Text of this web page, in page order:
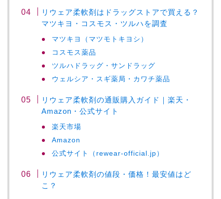
リウェア柔軟剤はドラッグストアで買える？
マツキヨ・コスモス・ツルハを調査
マツキヨ（マツモトキヨシ）
コスモス薬品
ツルハドラッグ・サンドラッグ
ウェルシア・スギ薬局・カワチ薬品
リウェア柔軟剤の通販購入ガイド｜楽天・
Amazon・公式サイト
楽天市場
Amazon
公式サイト（rewear-official.jp）
リウェア柔軟剤の値段・価格！最安値はど
こ？